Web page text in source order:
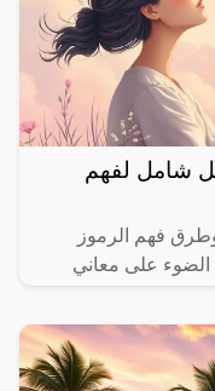
شامل لفهم
فهم الرموز
على معاني